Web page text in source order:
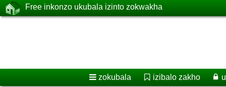
Free inkonzo ukubala izinto zokwakha
zokubala izibalo zakho